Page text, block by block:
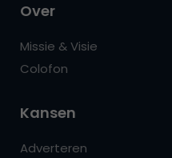
Over
Missie & Visie
Colofon
Kansen
Adverteren